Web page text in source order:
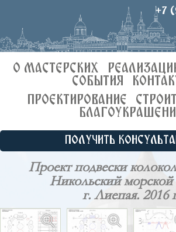
+7
О МАСТЕРСКИХ
СОБЫТИЯ
ПРОЕКТИРОВАНИЕ
ПОЛУЧИТЬ
Проект подвески
Никольский морской
г. Лиепая. 2016